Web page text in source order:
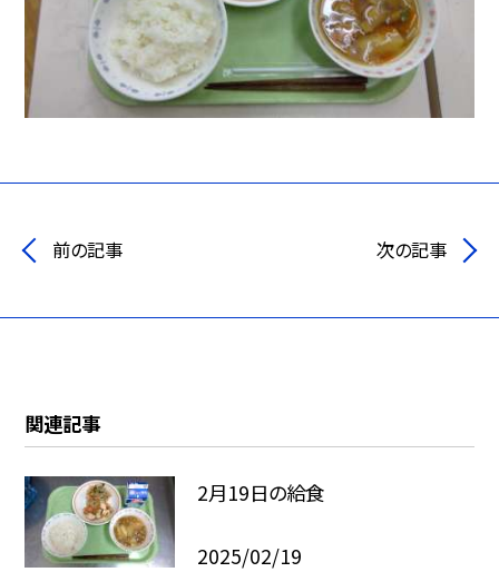
前の記事 次の記事
関連記事
2月19日の給食
2025/02/19